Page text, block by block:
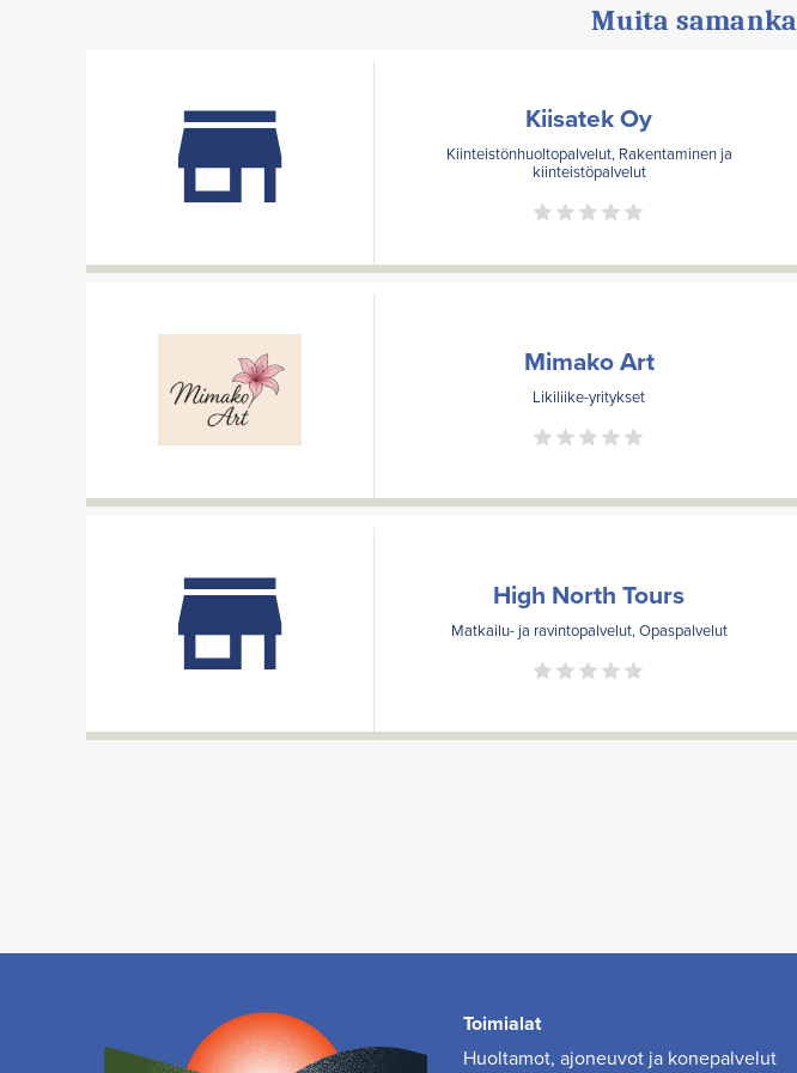
Muita
Kiisatek Oy
Kiinteistönhuoltopalvelut, Rakentaminen ja
kiinteistöpalvelut
Mimako Art
Likiliike-yritykset
High North Tours
Matkailu- ja ravintopalvelut, Opaspalvelut
Toimialat
Huoltamot, ajoneuvot ja konepalvelut